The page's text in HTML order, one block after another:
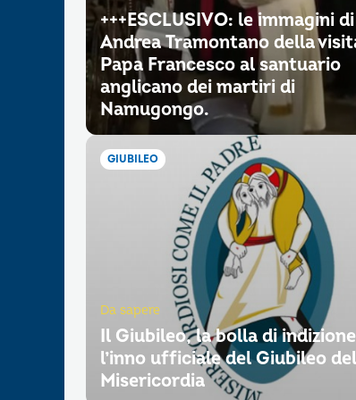
+++ESCLUSIVO: le immagini di
Andrea Tramontano della
Papa Francesco al santuario
anglicano dei martiri di
Namugongo.
GIUBILEO
Da sapere
Il Giubileo, la bolla di
l’inno ufficiale del Giubileo
Misericordia